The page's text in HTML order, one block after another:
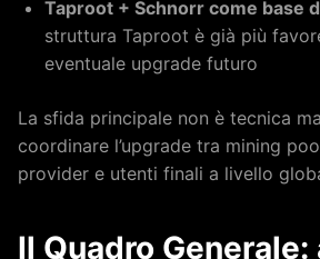
Taproot + Schnorr come base
struttura Taproot è già più
eventuale upgrade futuro
La sfida principale non è tecnica
coordinare l’upgrade tra mining
provider e utenti finali a livello
Il Quadro Generale: